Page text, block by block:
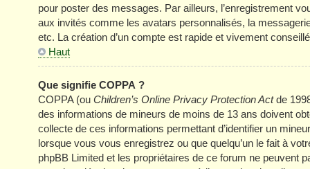
pour poster des messages. Par ailleurs, l’enregistrement
aux invités comme les avatars personnalisés, la
etc. La création d’un compte est rapide et vivement
Haut
Que signifie COPPA ?
COPPA (ou Children’s Online Privacy Protection Actde
des informations de mineurs de moins de 13 ans doivent
collecte de ces informations permettant d’identifier un
lorsque vous vous enregistrez ou que quelqu’un le fait à
phpBB Limited et les propriétaires de ce forum ne peuvent